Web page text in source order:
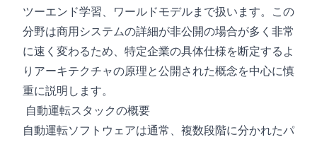
ツーエンド学習、ワールドモデルまで扱います。この
分野は商用システムの詳細が非公開の場合が多く非常
に速く変わるため、特定企業の具体仕様を断定するよ
りアーキテクチャの原理と公開された概念を中心に慎
重に説明します。
自動運転スタックの概要
自動運転ソフトウェアは通常、複数段階に分かれたパ